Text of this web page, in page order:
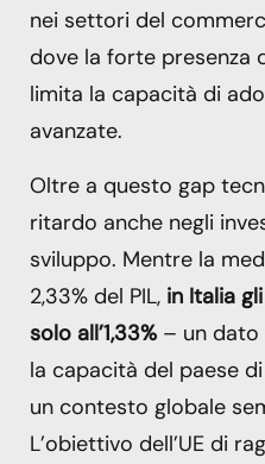
nei settori del
dove la forte presenza
limita la capacità di
avanzate.
Oltre a questo gap
ritardo anche negli
sviluppo. Mentre la
2,33% del PIL, in Italia
solo all’1,33% – un
la capacità del paese
un contesto globale
L’obiettivo dell’UE di